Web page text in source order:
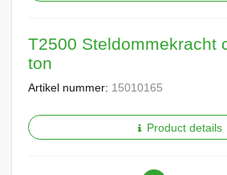
T2500 Steldommekracht
ton
Artikel nummer: 15010165
Product details